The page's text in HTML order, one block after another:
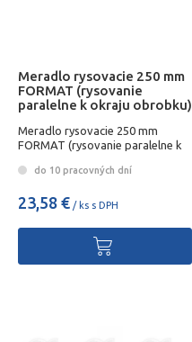
Meradlo rysovacie 250 mm
FORMAT (rysovanie
paralelne k okraju obrobku)
Meradlo rysovacie 250 mm
FORMAT (rysovanie paralelne k
do 10 pracovných dní
23,58 € / ks s DPH